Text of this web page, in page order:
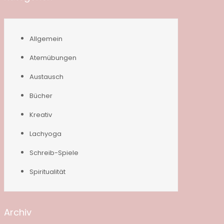
Allgemein
Atemübungen
Austausch
Bücher
Kreativ
Lachyoga
Schreib-Spiele
Spiritualität
Archiv